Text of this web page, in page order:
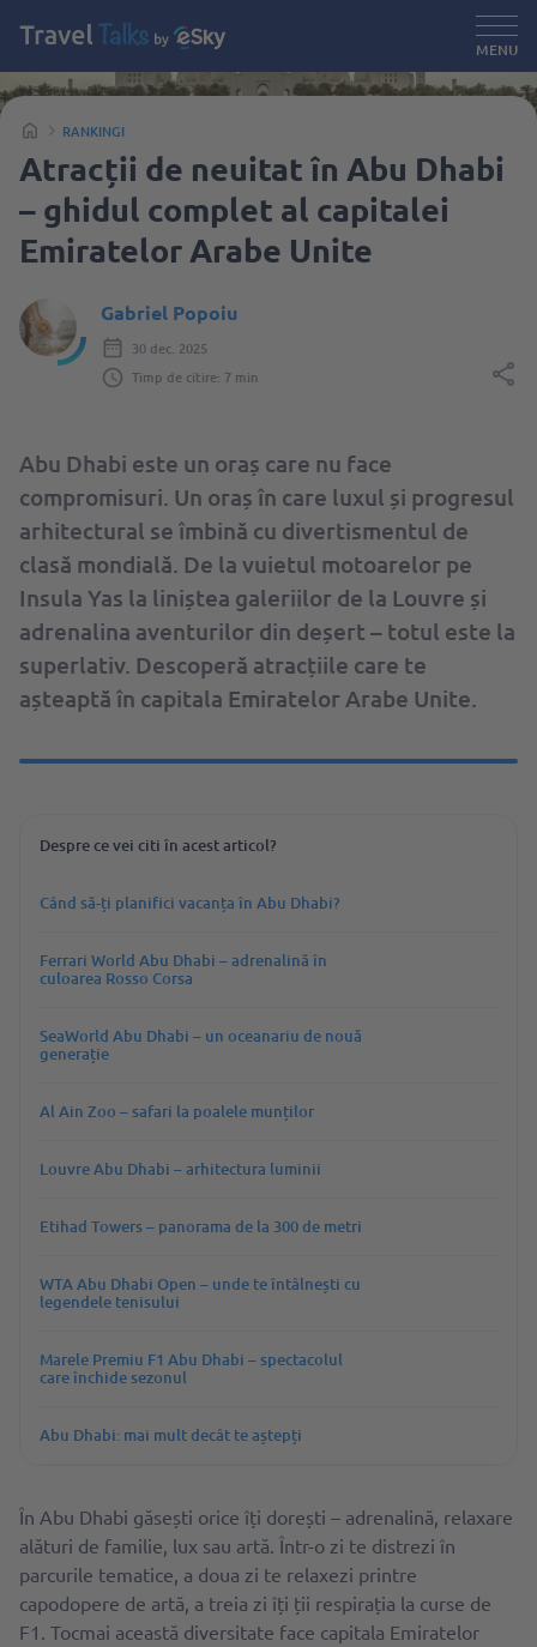
MENU
RANKINGI
Atracții de neuitat în Abu Dhabi
– ghidul complet al capitalei
Emiratelor Arabe Unite
Gabriel Popoiu
30 dec. 2025
Timp de citire: 7 min
Abu Dhabi este un oraș care nu face
compromisuri. Un oraș în care luxul și progresul
arhitectural se îmbină cu divertismentul de
clasă mondială. De la vuietul motoarelor pe
Insula Yas la liniștea galeriilor de la Louvre și
adrenalina aventurilor din deșert – totul este la
superlativ. Descoperă atracțiile care te
așteaptă în capitala Emiratelor Arabe Unite.
Despre ce vei citi în acest articol?
Când să-ți planifici vacanța în Abu Dhabi?
Ferrari World Abu Dhabi – adrenalină în
culoarea Rosso Corsa
SeaWorld Abu Dhabi – un oceanariu de nouă
generație
Al Ain Zoo – safari la poalele munților
Louvre Abu Dhabi – arhitectura luminii
Etihad Towers – panorama de la 300 de metri
WTA Abu Dhabi Open – unde te întâlnești cu
legendele tenisului
Marele Premiu F1 Abu Dhabi – spectacolul
care închide sezonul
Abu Dhabi: mai mult decât te aștepți
În Abu Dhabi găsești orice îți dorești – adrenalină, relaxare
alături de familie, lux sau artă. Într-o zi te distrezi în
parcurile tematice, a doua zi te relaxezi printre
capodopere de artă, a treia zi îți ții respirația la curse de
F1. Tocmai această diversitate face capitala Emiratelor